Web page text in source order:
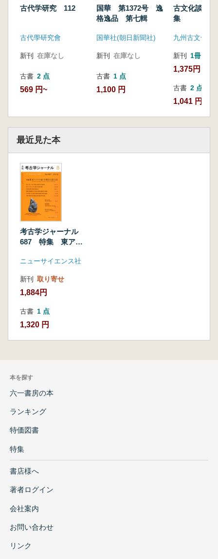
古代学研究 112
古代學研究會
新刊 在庫なし
古書 2 点
569 円~
国華 第1372号 逸
格逸品 第七輯
国華社(朝日新聞社)
新刊 在庫なし
古書 1 点
1,100 円
古文化談叢
集
九州古文化研
新刊 1冊
1,375円
古書 2 点
1,041 円~
最近見た本
考古学ジャーナル
687 特集 東アジ
文化
ニューサイエンス社
新刊 取り寄せ
1,884円
古書 1 点
1,320 円
本を探す
六一書房の本
ランキング
特価図書
特集
書店様へ
著者ログイン
会社案内
お問い合わせ
リンク